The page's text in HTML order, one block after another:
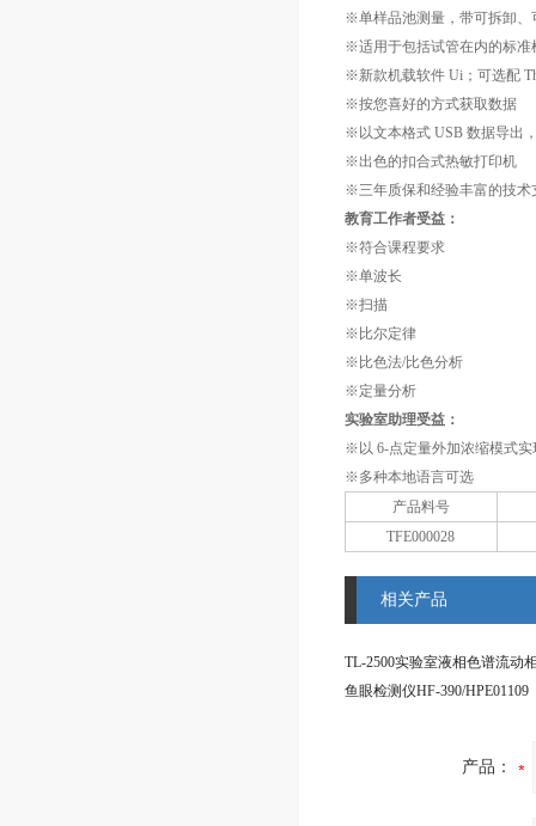
※单样品池测量，带可拆卸
※适用于包括试管在内的标准
※新款机载软件 Ui；可选配
※按您喜好的方式获取数据
※以文本格式 USB 数据导出
※出色的扣合式热敏打印机
※三年质保和经验丰富的技
教育工作者受益：
※符合课程要求
※单波长
※扫描
※比尔定律
※比色法/比色分析
※定量分析
实验室助理受益：
※以 6-点定量外加浓缩模式
※多种本地语言可选
产品料号
TFE000028
相关产品
TL-2500实验室液相色谱流动
鱼眼检测仪HF-390/HPE01109
产品：